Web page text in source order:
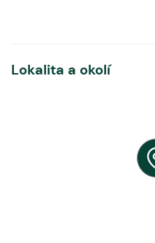
Lokalita a okolí